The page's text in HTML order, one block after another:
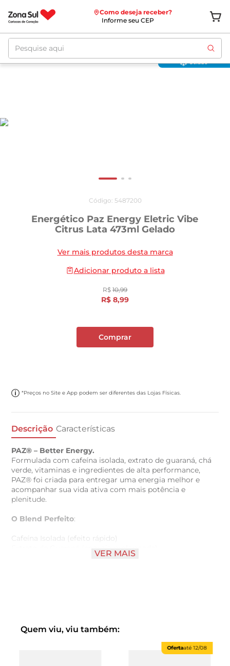
Como deseja receber?
Informe seu CEP
Pesquise aqui
Gelado
12/08
Código: 5487200
Energético Paz Energy Eletric Vibe
Citrus Lata 473ml Gelado
Ver mais produtos desta marca
Adicionar produto a lista
R$ 10,99
R$ 8,99
Comprar
*Preços no Site e App podem ser diferentes das Lojas Físicas.
Descrição Características
PAZ® – Better Energy.
Formulada com cafeína isolada, extrato de guaraná, chá
verde, vitaminas e ingredientes de alta performance,
PAZ® foi criada para entregar uma energia melhor e
acompanhar sua vida ativa com mais potência e
plenitude.
O Blend Perfeito:
Cafeína Isolada (efeito rápido)
Extrato de Guaraná (energia prolongada)
Zero açúcares
VER MAIS
Quem viu, viu também:
Ofertaaté12/08